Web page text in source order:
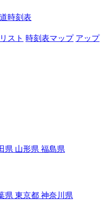
時刻表
スト 時刻表マップ アップ
県 山形県 福島県
県 東京都 神奈川県